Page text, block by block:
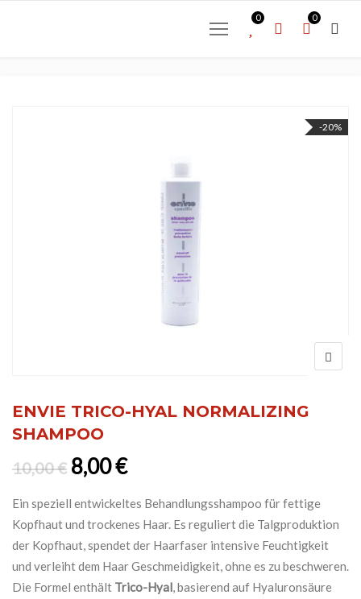
0 0
-20%
ENVIE TRICO-HYAL NORMALIZING
SHAMPOO
10,00€ Ursprünglicher Preis war:
8,00€Aktueller Preis ist: 8,00
Ein speziell entwickeltes Behandlungsshampoo für fettige
Kopfhaut und trockenes Haar. Es reguliert die Talgproduktion
der Kopfhaut, spendet der Haarfaser intensive Feuchtigkeit
und verleiht dem Haar Geschmeidigkeit, ohne es zu beschweren.
Die Formel enthält Trico-Hyal, basierend auf Hyaluronsäure